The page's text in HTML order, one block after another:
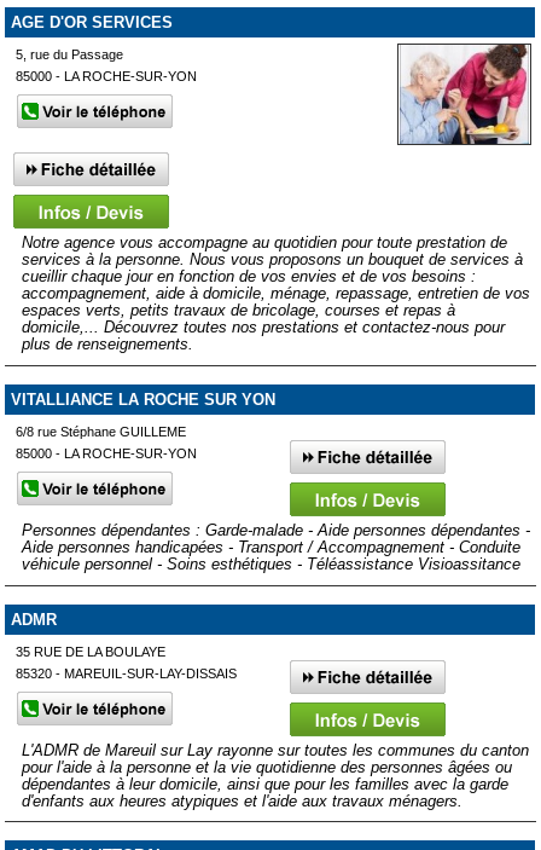
AGE D'OR SERVICES
5, rue du Passage
85000 - LA ROCHE-SUR-YON
Notre agence vous accompagne au quotidien pour toute prestation de
services à la personne. Nous vous proposons un bouquet de services à
cueillir chaque jour en fonction de vos envies et de vos besoins :
accompagnement, aide à domicile, ménage, repassage, entretien de vos
espaces verts, petits travaux de bricolage, courses et repas à
domicile,... Découvrez toutes nos prestations et contactez-nous pour
plus de renseignements.
VITALLIANCE LA ROCHE SUR YON
6/8 rue Stéphane GUILLEME
85000 - LA ROCHE-SUR-YON
Personnes dépendantes : Garde-malade - Aide personnes dépendantes -
Aide personnes handicapées - Transport / Accompagnement - Conduite
véhicule personnel - Soins esthétiques - Téléassistance Visioassitance
ADMR
35 RUE DE LA BOULAYE
85320 - MAREUIL-SUR-LAY-DISSAIS
L'ADMR de Mareuil sur Lay rayonne sur toutes les communes du canton
pour l'aide à la personne et la vie quotidienne des personnes âgées ou
dépendantes à leur domicile, ainsi que pour les familles avec la garde
d'enfants aux heures atypiques et l'aide aux travaux ménagers.